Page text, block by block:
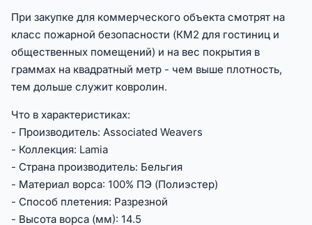
При закупке для коммерческого объекта смотрят на
класс пожарной безопасности (КМ2 для гостиниц и
общественных помещений) и на вес покрытия в
граммах на квадратный метр - чем выше плотность,
тем дольше служит ковролин.
Что в характеристиках:
- Производитель: Associated Weavers
- Коллекция: Lamia
- Страна производитель: Бельгия
- Материал ворса: 100% ПЭ (Полиэстер)
- Способ плетения: Разрезной
- Высота ворса (мм): 14.5